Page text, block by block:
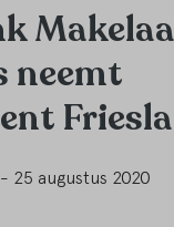
neemt
25 augustus 2020